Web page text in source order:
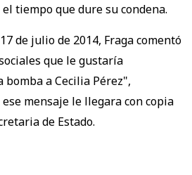
tiempo que dure su condena.
de julio de 2014, Fraga comentó
que le gustaría
bomba a Cecilia Pérez",
mensaje le llegara con copia
de Estado.